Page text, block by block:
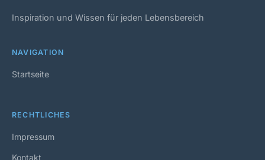
Inspiration und Wissen für jeden Lebensbereich
NAVIGATION
Startseite
RECHTLICHES
Impressum
Kontakt